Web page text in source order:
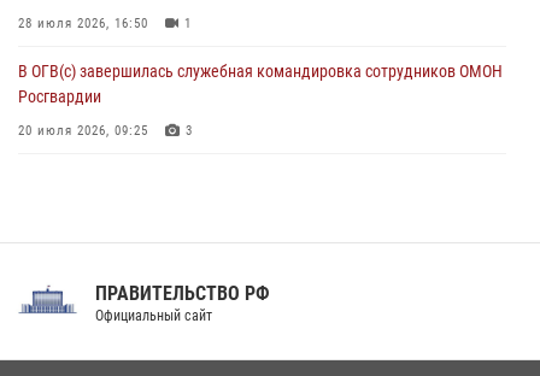
28 июля 2026, 16:50 1
В ОГВ(с) завершилась служебная командировка сотрудников ОМОН
Росгвардии
20 июля 2026, 09:25 3
Праздник «Один день с Росгвардией» к 105-летию Центрального
ПРАВИТЕЛЬСТВО РФ
Официальный сайт